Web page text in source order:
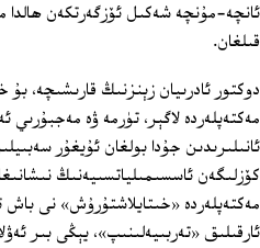
ئانچە-مۇنچە شەكىل ئۆزگەرتكەن ھالدا
قىلغان.
دوكتور ئادرىيان زېنزنىڭ قارىشىچە، بۇ
مەكتەپلەردە لاگېر، تۈرمە ۋە مەجبۇرىي
ئانىلىرىدىن جۇدا بولغان ئۇيغۇر
كۆزلىگەن ئاسسىمىلياتسىيەنىڭ نىشانىغا
مەكتەپلەردە «خىتايلاشتۇرۇش» نى باش
ئارقىلىق «تەربىيەلىنىپ»، يېڭى بىر